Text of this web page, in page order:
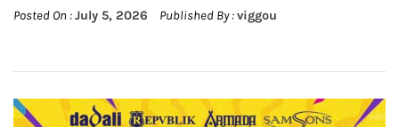
Posted On :July 5, 2026 Published By :viggou